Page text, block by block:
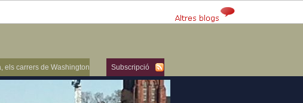
Subscripció
els carrers de Washington